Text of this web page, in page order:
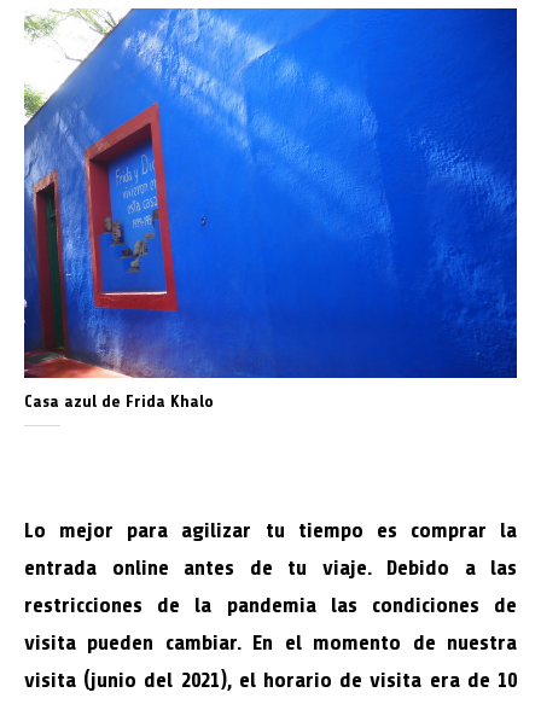
Casa azul de Frida Khalo
Lo mejor para agilizar tu tiempo es comprar la
entrada online antes de tu viaje. Debido a las
restricciones de la pandemia las condiciones de
visita pueden cambiar. En el momento de nuestra
visita (junio del 2021), el horario de visita era de 10